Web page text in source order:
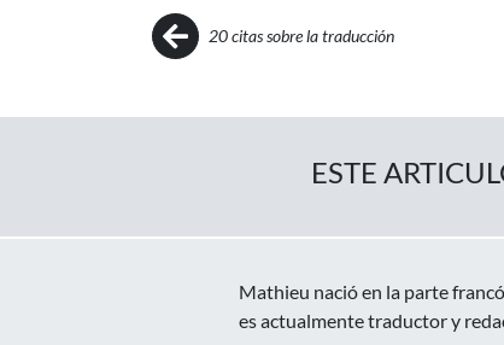
Post navigation
20 citas sobre la traducción
ESTE
Mathieu nació en la parte
es actualmente traductor y